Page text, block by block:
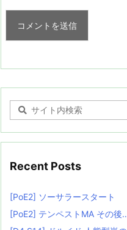
Recent Posts
[PoE2] ソーサラースタート
[PoE2] テンペストMA その後